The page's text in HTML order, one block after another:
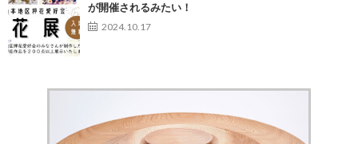
が開催されるみたい！
2024.10.17